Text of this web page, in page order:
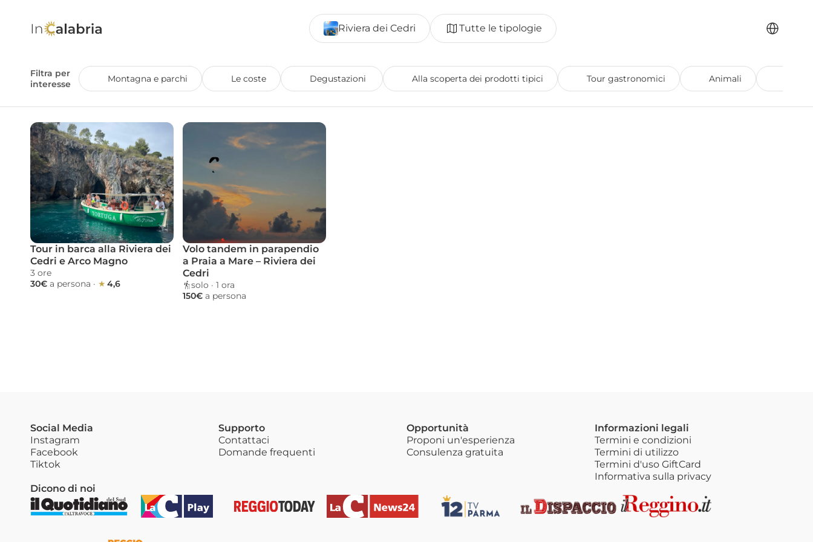
Riviera dei Cedri Tutte le tipologie
Filtra per
interesse
Montagna e parchi Le coste Degustazioni Alla scoperta dei prodotti tipici Tour gastronomici Animali
Tour in barca alla Riviera dei
Cedri e Arco Magno
3 ore
30€ a persona · ★ 4,6
Volo tandem in parapendio
a Praia a Mare – Riviera dei
Cedri
solo · 1 ora
150€ a persona
Social Media
Instagram
Facebook
Tiktok
Supporto
Contattaci
Domande frequenti
Opportunità
Proponi un'esperienza
Consulenza gratuita
Informazioni legali
Termini e condizioni
Termini di utilizzo
Termini d'uso GiftCard
Informativa sulla privacy
Dicono di noi